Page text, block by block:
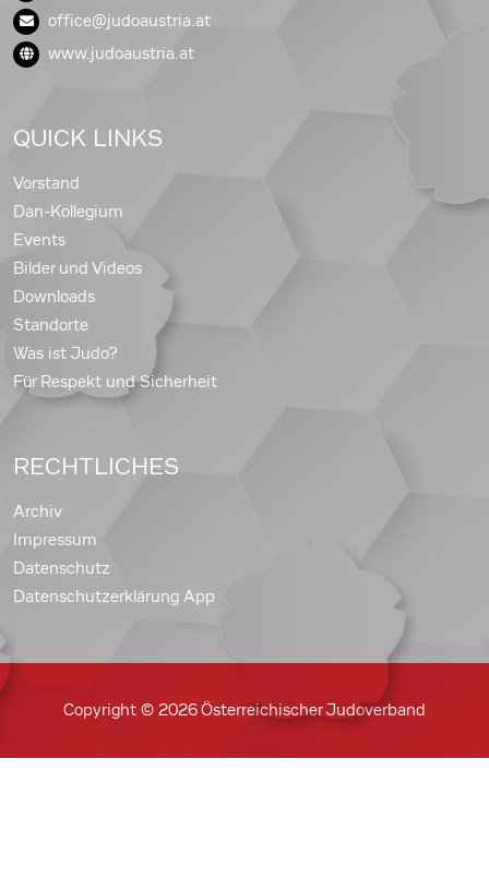
office@judoaustria.at
www.judoaustria.at
QUICK LINKS
Vorstand
Dan-Kollegium
Events
Bilder und Videos
Downloads
Standorte
Was ist Judo?
Für Respekt und Sicherheit
RECHTLICHES
Archiv
Impressum
Datenschutz
Datenschutzerklärung App
Copyright © 2026 Österreichischer Judoverband